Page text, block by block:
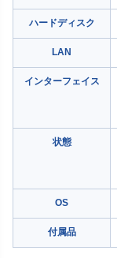
ハードディスク
LAN
インターフェイス
状態
OS
付属品